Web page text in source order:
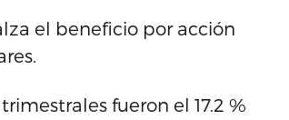
el beneficio por acción
fueron el 17.2 %